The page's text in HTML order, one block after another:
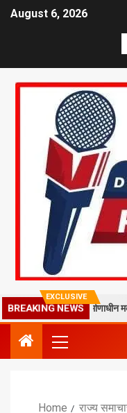
August 6, 2026
EXCLUSIVE
BREAKING NEWS
कर निर्माणाधीन मकान के पास
Home राज्य